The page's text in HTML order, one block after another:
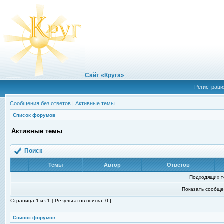
Сайт «Круга»
Сообщения без ответов | Активные темы
Список форумов
Активные темы
Поиск
Темы Автор Ответов
Подходящих
Показать
Страница 1 из 1 [ Результатов поиска: 0 ]
Список форумов